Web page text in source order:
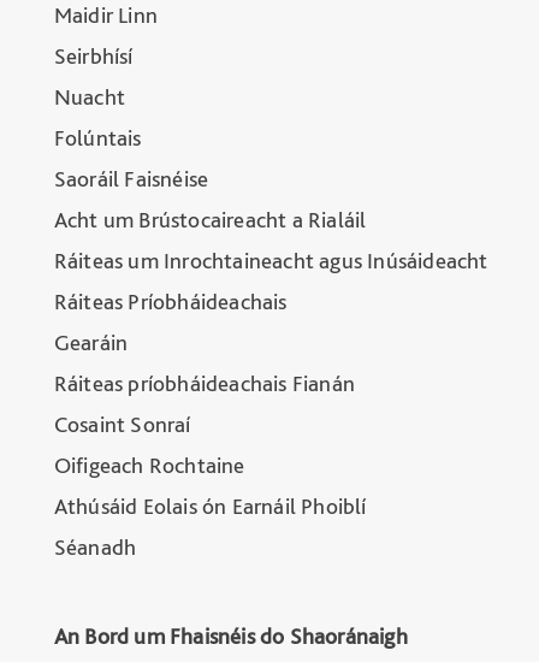
Maidir Linn
Seirbhísí
Nuacht
Folúntais
Saoráil Faisnéise
Acht um Brústocaireacht a Rialáil
Ráiteas um Inrochtaineacht agus Inúsáideacht
Ráiteas Príobháideachais
Gearáin
Ráiteas príobháideachais Fianán
Cosaint Sonraí
Oifigeach Rochtaine
Athúsáid Eolais ón Earnáil Phoiblí
Séanadh
An Bord um Fhaisnéis do Shaoránaigh